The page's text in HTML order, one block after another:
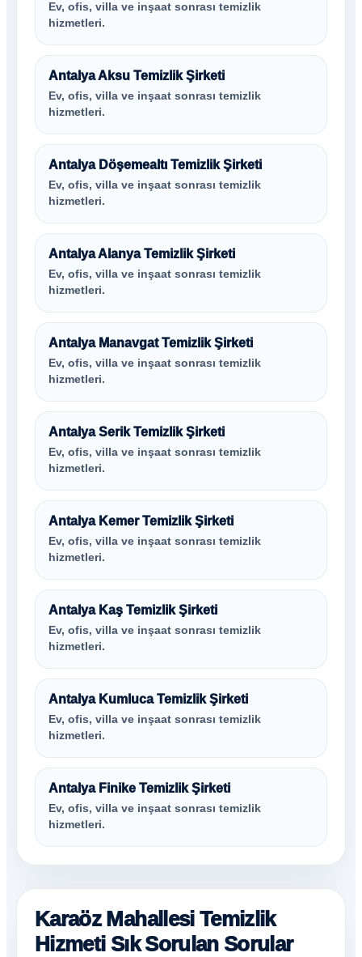
Ev, ofis, villa ve inşaat sonrası temizlik
hizmetleri.
Antalya Aksu Temizlik Şirketi
Ev, ofis, villa ve inşaat sonrası temizlik
hizmetleri.
Antalya Döşemealtı Temizlik Şirketi
Ev, ofis, villa ve inşaat sonrası temizlik
hizmetleri.
Antalya Alanya Temizlik Şirketi
Ev, ofis, villa ve inşaat sonrası temizlik
hizmetleri.
Antalya Manavgat Temizlik Şirketi
Ev, ofis, villa ve inşaat sonrası temizlik
hizmetleri.
Antalya Serik Temizlik Şirketi
Ev, ofis, villa ve inşaat sonrası temizlik
hizmetleri.
Antalya Kemer Temizlik Şirketi
Ev, ofis, villa ve inşaat sonrası temizlik
hizmetleri.
Antalya Kaş Temizlik Şirketi
Ev, ofis, villa ve inşaat sonrası temizlik
hizmetleri.
Antalya Kumluca Temizlik Şirketi
Ev, ofis, villa ve inşaat sonrası temizlik
hizmetleri.
Antalya Finike Temizlik Şirketi
Ev, ofis, villa ve inşaat sonrası temizlik
hizmetleri.
Karaöz Mahallesi Temizlik
Hizmeti Sık Sorulan Sorular